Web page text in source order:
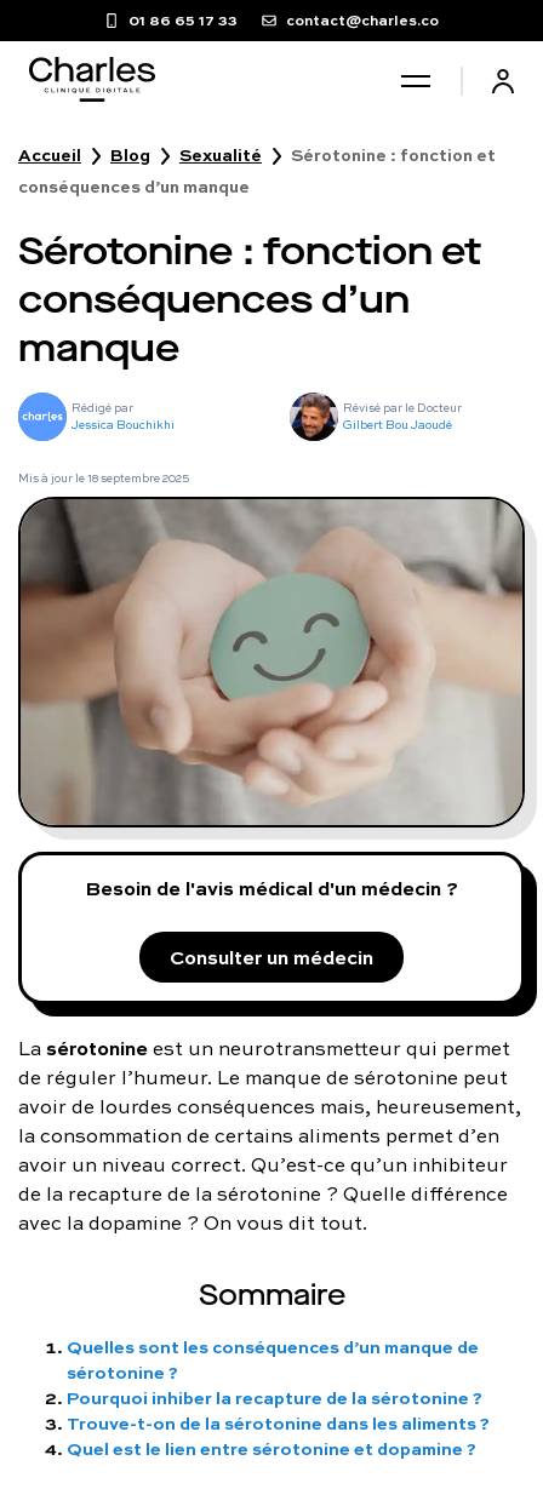
01 86 65 17 33 contact@charles.co
Santé sexuelle
Poids
Troubles du sommeil
Fertilité masculine
Chute de cheveux
Programmes digitaux
Comment ça marche ?
Notre approche médicale
Prenez soin de vous :
Consultez un médecin
Vous avez des questions :
FAQ complète
01 86 65 17 33
contact@charles.co
Accueil Blog Sexualité
Sérotonine : fonction et
conséquences d’un manque
Sérotonine : fonction et
conséquences d’un
manque
Rédigé par
Jessica Bouchikhi
Révisé par le Docteur
Gilbert Bou Jaoudé
Mis à jour le18 septembre 2025
Besoin de l'avis médical d'un médecin ?
Consulter un médecin
La sérotonineest un neurotransmetteur qui permet
de réguler l’humeur. Le manque de sérotonine peut
avoir de lourdes conséquences mais, heureusement,
la consommation de certains aliments permet d’en
avoir un niveau correct. Qu’est-ce qu’un inhibiteur
de la recapture de la sérotonine ? Quelle différence
avec la dopamine ? On vous dit tout.
Sommaire
Quelles sont les conséquences d’un manque de
sérotonine ?
Pourquoi inhiber la recapture de la sérotonine ?
Trouve-t-on de la sérotonine dans les aliments ?
Quel est le lien entre sérotonine et dopamine ?